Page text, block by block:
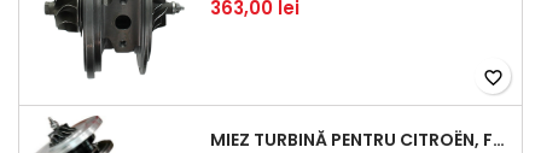
363,00 lei
favorite_border
MIEZ TURBINĂ PENTRU CITROËN, FORD, MAZDA, MINI, PEUGEOT ȘI VOLVO - MOTORIZĂRI 1.6 HDI ȘI 1.6 D